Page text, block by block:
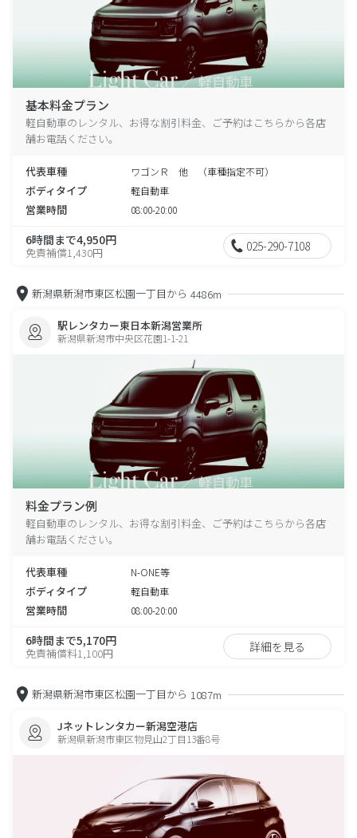
基本料金プラン
軽自動車のレンタル、お得な割引料金、ご予約はこちらから各店
舗お電話ください。
代表車種 ワゴンＲ 他 （車種指定不可）
ボディタイプ 軽自動車
営業時間 08:00-20:00
6時間まで4,950円
免責補償1,430円 025-290-7108
新潟県新潟市東区松園一丁目から 4486m
駅レンタカー東日本新潟営業所
新潟県新潟市中央区花園1-1-21
料金プラン例
軽自動車のレンタル、お得な割引料金、ご予約はこちらから各店
舗お電話ください。
代表車種 N-ONE等
ボディタイプ 軽自動車
営業時間 08:00-20:00
6時間まで5,170円
免責補償料1,100円 詳細を見る
新潟県新潟市東区松園一丁目から 1087m
Jネットレンタカー新潟空港店
新潟県新潟市東区物見山2丁目13番8号